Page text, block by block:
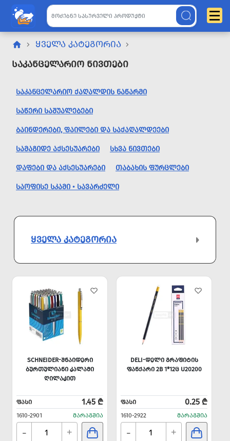
ᲧᲕᲔᲚᲐ ᲙᲐᲢᲔᲒᲝᲠᲘᲐ
Საკანცელარიო Ნივთები
ᲡᲐᲙᲐᲜᲪᲔᲚᲐᲠᲘᲝ ᲥᲐᲦᲐᲚᲓᲘᲡ ᲜᲐᲬᲐᲠᲛᲘ
ᲡᲐᲬᲔᲠᲘ ᲡᲐᲨᲣᲐᲚᲔᲑᲔᲑᲘ
ᲑᲐᲘᲜᲓᲔᲠᲔᲑᲘ, ᲤᲐᲘᲚᲔᲑᲘ ᲓᲐ ᲡᲐᲥᲐᲦᲐᲚᲓᲔᲔᲑᲘ
ᲡᲐᲛᲐᲒᲘᲓᲔ ᲐᲥᲡᲔᲡᲣᲐᲠᲔᲑᲘ ᲡᲮᲕᲐ ᲜᲘᲕᲗᲔᲑᲘ
ᲓᲐᲤᲔᲑᲘ ᲓᲐ ᲐᲥᲡᲔᲡᲣᲐᲠᲔᲑᲘ ᲗᲐᲑᲐᲮᲘᲡ ᲤᲣᲠᲪᲚᲔᲑᲘ
ᲡᲐᲝᲤᲘᲡᲔ ᲡᲙᲐᲛᲘ • ᲡᲐᲕᲐᲠᲫᲔᲚᲘ
ᲧᲕᲔᲚᲐ ᲙᲐᲢᲔᲒᲝᲠᲘᲐ
SCHNEIDER-ᲨᲜᲐᲘᲓᲔᲠᲘ
ᲑᲣᲠᲗᲣᲚᲘᲐᲜᲘ ᲙᲐᲚᲐᲛᲘ
ᲦᲘᲚᲐᲙᲘᲗ
ᲤᲐᲡᲘ 1.45 ₾
1610-2901 ᲛᲐᲠᲐᲒᲨᲘᲐ
- +
DELI-ᲓᲔᲚᲘ ᲒᲠᲐᲤᲘᲢᲘᲡ
ᲤᲐᲜᲥᲐᲠᲘ 2B 1*12Ც U20200
ᲤᲐᲡᲘ 0.25 ₾
1610-2922 ᲛᲐᲠᲐᲒᲨᲘᲐ
- +